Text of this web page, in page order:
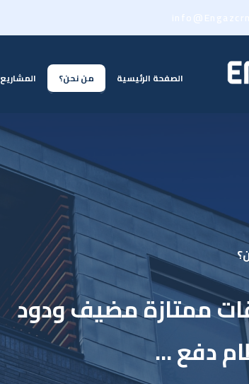
الصفحة الرئيسية من نحن؟ المشاريع
ممتازة مضيف ودود
دفع ...